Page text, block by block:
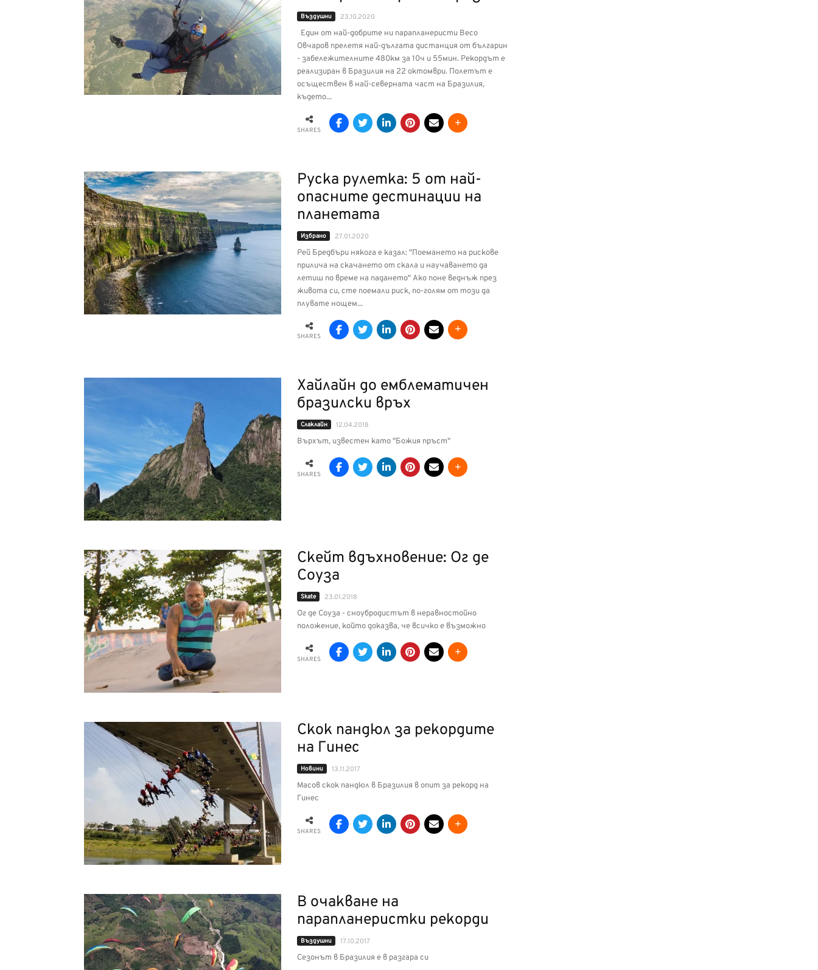
Въздушни 23.10.2020
Един от най-добрите ни парапланеристи Весо
Овчаров прелетя най-дългата дистанция от българин
- забележителните 480км за 10ч и 55мин. Рекордът е
реализиран в Бразилия на 22 октомври. Полетът е
осъществен в най-северната част на Бразилия,
където...
SHARES
Руска рулетка: 5 от най-
опасните дестинации на
планетата
Избрано 27.01.2020
Рей Бредбъри някога е казал: "Поемането на рискове
прилича на скачането от скала и научаването да
летиш по време на падането" Ако поне веднъж през
живота си, сте поемали риск, по-голям от този да
плувате нощем...
SHARES
Хайлайн до емблематичен
бразилски връх
Слаклайн 12.04.2018
Върхът, известен като "Божия пръст"
SHARES
Скейт вдъхновение: Ог де
Соуза
Skate 23.01.2018
Ог де Соуза - сноубродистът в неравностойно
положение, който доказва, че всичко е възможно
SHARES
Скок пандюл за рекордите
на Гинес
Новини 13.11.2017
Масов скок пандюл в Бразилия в опит за рекорд на
Гинес
SHARES
В очакване на
парапланеристки рекорди
Въздушни 17.10.2017
Сезонът в Бразилия е в разгара си